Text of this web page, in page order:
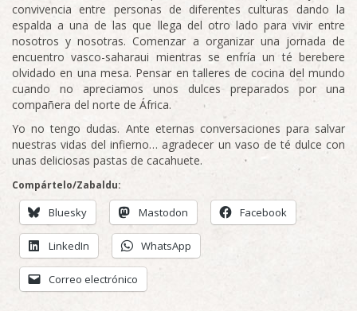
convivencia entre personas de diferentes culturas dando la
espalda a una de las que llega del otro lado para vivir entre
nosotros y nosotras. Comenzar a organizar una jornada de
encuentro vasco-saharaui mientras se enfría un té berebere
olvidado en una mesa. Pensar en talleres de cocina del mundo
cuando no apreciamos unos dulces preparados por una
compañera del norte de África.
Yo no tengo dudas. Ante eternas conversaciones para salvar
nuestras vidas del infierno… agradecer un vaso de té dulce con
unas deliciosas pastas de cacahuete.
Compártelo/Zabaldu:
Bluesky Mastodon Facebook
LinkedIn WhatsApp
Correo electrónico